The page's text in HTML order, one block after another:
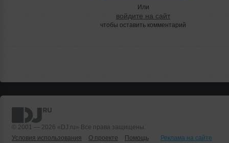
Или
войдите на сайт
чтобы оставить комментарий
© 2001 — 2026 «DJ.ru» Все права защищены.
Условия использования
О проекте Помощь
Реклама на сайте